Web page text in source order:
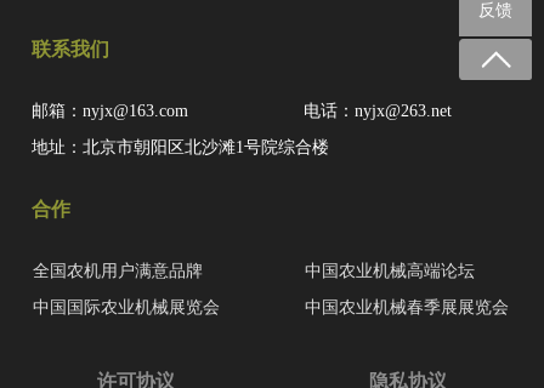
反馈
联系我们
邮箱：nyjx@163.com
电话：nyjx@263.net
地址：北京市朝阳区北沙滩1号院综合楼
合作
全国农机用户满意品牌
中国农业机械高端论坛
中国国际农业机械展览会
中国农业机械春季展展览会
许可协议 隐私协议